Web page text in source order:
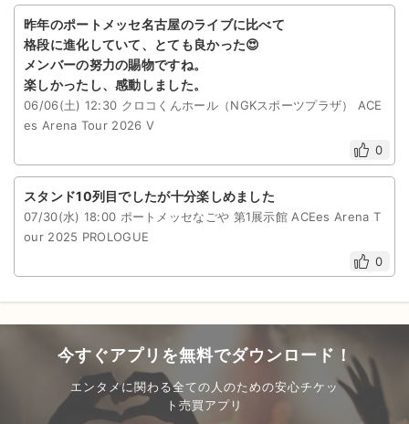
昨年のポートメッセ名古屋のライブに比べて
格段に進化していて、とても良かった😍
メンバーの努力の賜物ですね。
楽しかったし、感動しました。
06/06(土) 12:30 クロコくんホール（NGKスポーツプラザ） ACE
es Arena Tour 2026 V
0
スタンド10列目でしたが十分楽しめました
07/30(水) 18:00 ポートメッセなごや 第1展示館 ACEes Arena T
our 2025 PROLOGUE
0
今すぐアプリを無料でダウンロード！
エンタメに関わる全ての人のための安心チケッ
ト売買アプリ